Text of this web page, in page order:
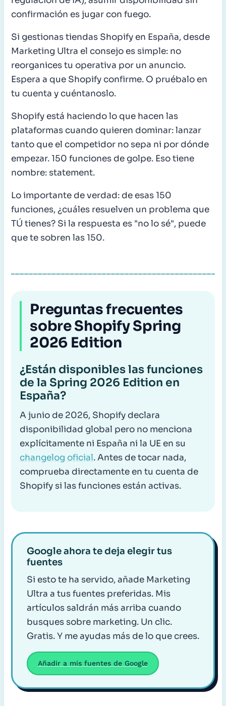
confirmación es jugar con fuego.
Si gestionas tiendas Shopify en España, desde
Marketing Ultra el consejo es simple: no
reorganices tu operativa por un anuncio.
Espera a que Shopify confirme. O pruébalo en
tu cuenta y cuéntanoslo.
Shopify está haciendo lo que hacen las
plataformas cuando quieren dominar: lanzar
tanto que el competidor no sepa ni por dónde
empezar. 150 funciones de golpe. Eso tiene
nombre: statement.
Lo importante de verdad: de esas 150
funciones, ¿cuáles resuelven un problema que
TÚ tienes? Si la respuesta es "no lo sé", puede
que te sobren las 150.
Preguntas frecuentes
sobre Shopify Spring
2026 Edition
¿Están disponibles las funciones
de la Spring 2026 Edition en
España?
A junio de 2026, Shopify declara
disponibilidad global pero no menciona
explícitamente ni España ni la UE en su
changelog oficial. Antes de tocar nada,
comprueba directamente en tu cuenta de
Shopify si las funciones están activas.
Google ahora te deja elegir tus
fuentes
Si esto te ha servido, añade Marketing
Ultra a tus fuentes preferidas. Mis
artículos saldrán más arriba cuando
busques sobre marketing. Un clic.
Gratis. Y me ayudas más de lo que crees.
Añadir a mis fuentes de Google